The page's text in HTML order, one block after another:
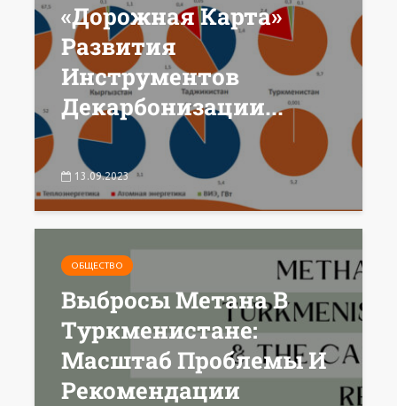
«Дорожная Карта»
Развития
Инструментов
Декарбонизации...
13.09.2023
ОБЩЕСТВО
Выбросы Метана В
Туркменистане:
Масштаб Проблемы И
Рекомендации